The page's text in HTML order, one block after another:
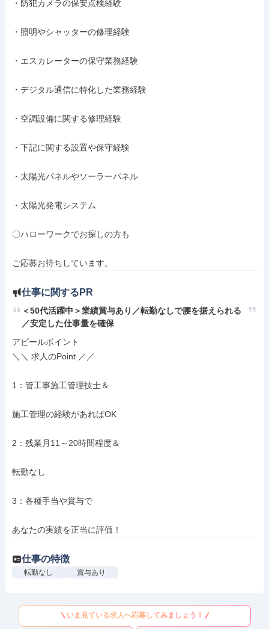
・防犯カメラの保安点検経験
・照明やシャッターの修理経験
・エスカレーターの保守業務経験
・デジタル通信に特化した業務経験
・空調設備に関する修理経験
・下記に関する設置や保守経験
・太陽光パネルやソーラーパネル
・太陽光発電システム
〇ハローワークでお探しの方も
ご応募お待ちしています。
仕事に関するPR
＜50代活躍中＞業績賞与あり／転勤なしで腰を据えられる
／安定した仕事量を確保
アピールポイント
＼＼ 求人のPoint ／／
1：管工事施工管理技士＆
施工管理の経験があればOK
2：残業月11～20時間程度＆
転勤なし
3：各種手当や賞与で
あなたの実績を正当に評価！
仕事の特徴
転勤なし 賞与あり
いま見ている求人へ応募してみましょう！